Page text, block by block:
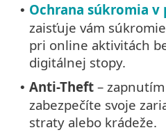
• Ochrana súkromia v
zaisťuje vám
pri online aktivitách
digitálnej stopy.
• Anti-Theft –
zabezpečíte svoje
straty alebo krádeže.